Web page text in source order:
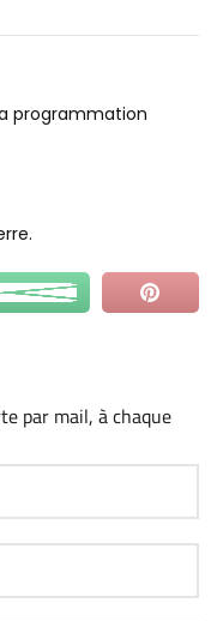
programmation
par mail, à chaque